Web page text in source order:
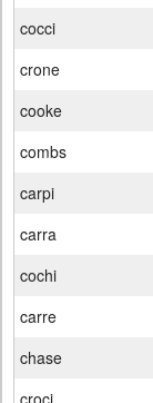
cocci
crone
cooke
combs
carpi
carra
cochi
carre
chase